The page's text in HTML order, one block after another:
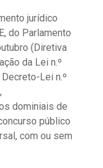
jurídico
do Parlamento
(Diretiva
da Lei n.º
Lei n.º
dominiais de
público
com ou sem